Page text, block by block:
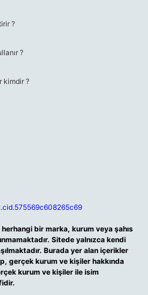
?
?
kimdir ?
bir marka, kurum veya şahıs
Sitede yalnızca kendi
Burada yer alan içerikler
gerçek kurum ve kişiler hakkında
kurum ve kişiler ile isim